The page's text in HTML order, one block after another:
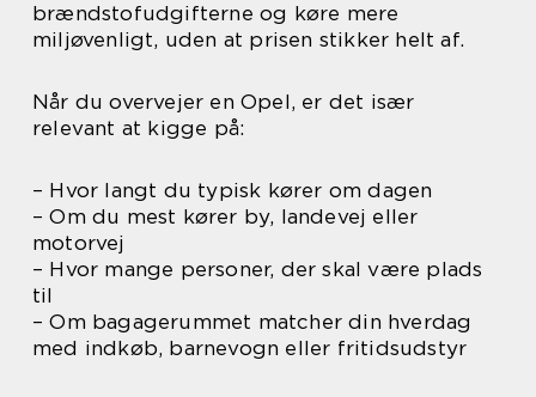
brændstofudgifterne og køre mere
miljøvenligt, uden at prisen stikker helt af.
Når du overvejer en Opel, er det især
relevant at kigge på:
– Hvor langt du typisk kører om dagen
– Om du mest kører by, landevej eller
motorvej
– Hvor mange personer, der skal være plads
til
– Om bagagerummet matcher din hverdag
med indkøb, barnevogn eller fritidsudstyr